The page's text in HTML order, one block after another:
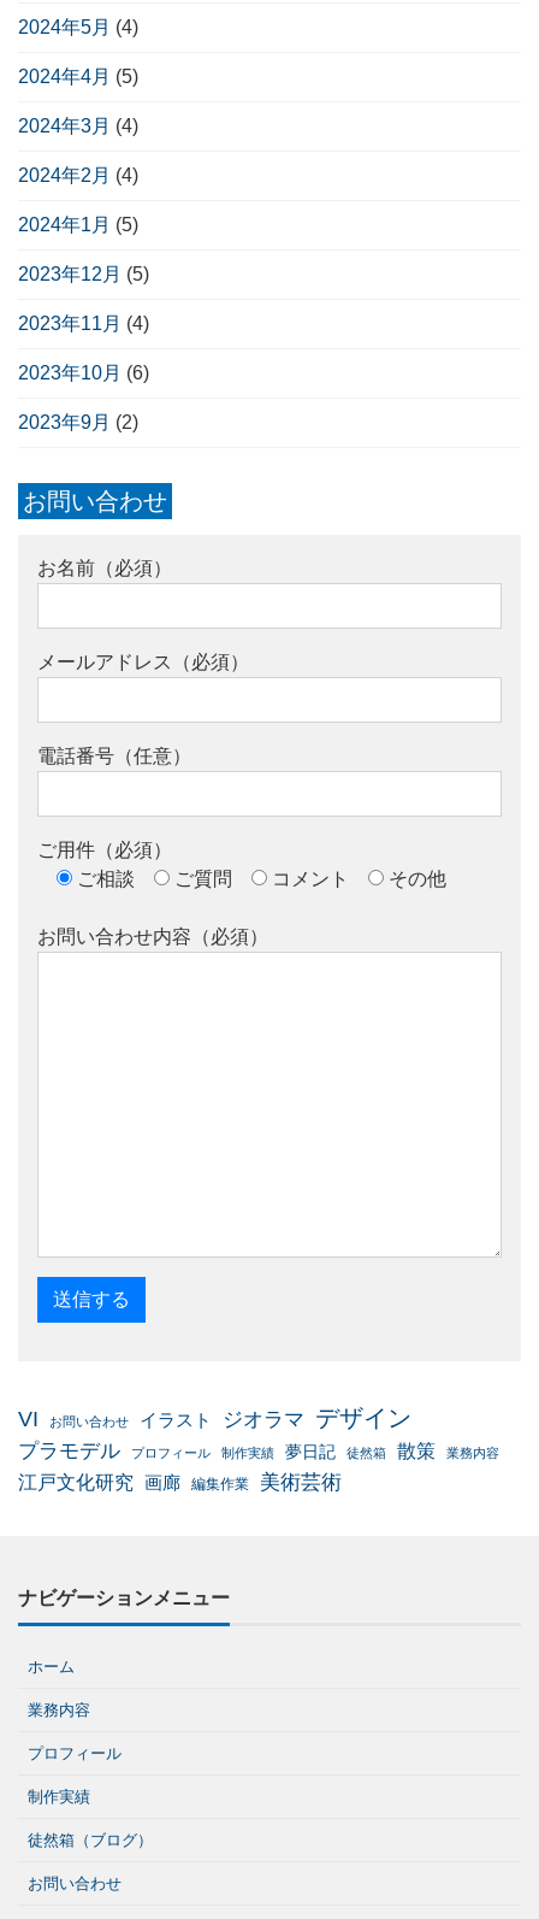
2024年5月 (4)
2024年4月 (5)
2024年3月 (4)
2024年2月 (4)
2024年1月 (5)
2023年12月 (5)
2023年11月 (4)
2023年10月 (6)
2023年9月 (2)
お問い合わせ
お名前（必須）
メールアドレス（必須）
電話番号（任意）
ご用件（必須）
ご相談
ご質問 コメント その他
お問い合わせ内容（必須）
VI お問い合わせ イラスト ジオラマ デザイン
プラモデル プロフィール 制作実績 夢日記 徒然箱 散策 業務内容
江戸文化研究 画廊 編集作業 美術芸術
ナビゲーションメニュー
ホーム
業務内容
プロフィール
制作実績
徒然箱（ブログ）
お問い合わせ